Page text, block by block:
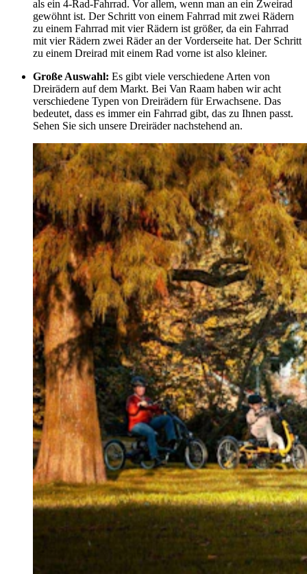
als ein 4-Rad-Fahrrad. Vor allem, wenn man an ein Zweirad
gewöhnt ist. Der Schritt von einem Fahrrad mit zwei Rädern
zu einem Fahrrad mit vier Rädern ist größer, da ein Fahrrad
mit vier Rädern zwei Räder an der Vorderseite hat. Der Schritt
zu einem Dreirad mit einem Rad vorne ist also kleiner.
Große Auswahl: Es gibt viele verschiedene Arten von
Dreirädern auf dem Markt. Bei Van Raam haben wir acht
verschiedene Typen von Dreirädern für Erwachsene. Das
bedeutet, dass es immer ein Fahrrad gibt, das zu Ihnen passt.
Sehen Sie sich unsere Dreiräder nachstehend an.